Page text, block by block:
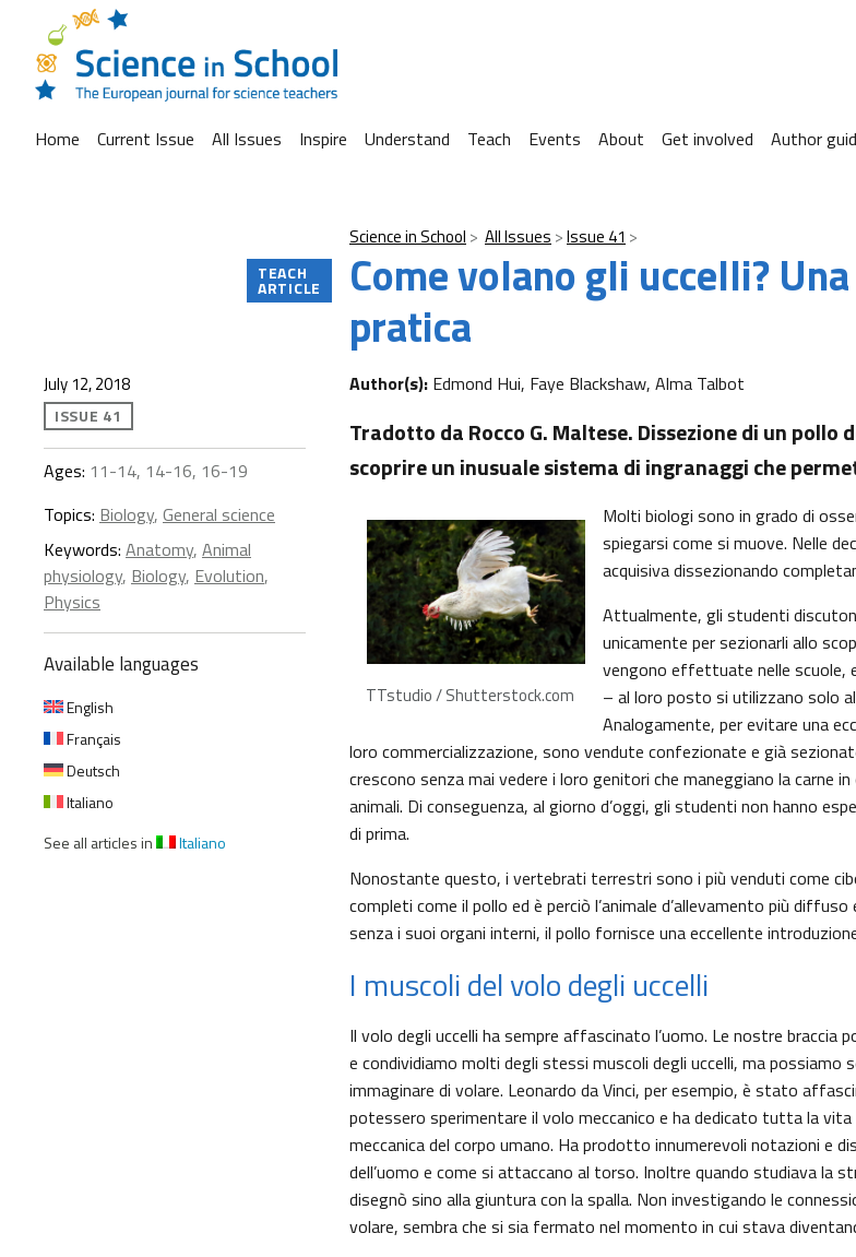
Home Current Issue All Issues Inspire Understand Teach Events About Get involved Author
Science in School All Issues Issue 41
Come volano gli uccelli?
pratica
TEACH
ARTICLE
July 12, 2018
ISSUE 41
Ages: 11-14, 14-16, 16-19
Topics: Biology, General science
Keywords: Anatomy, Animal
physiology, Biology, Evolution,
Physics
Available languages
English
Français
Deutsch
Italiano
See all articles in
Italiano
Author(s): Edmond Hui, Faye Blackshaw, Alma Talbot
Tradotto da Rocco G. Maltese. Dissezione di un pollo
scoprire un inusuale sistema di ingranaggi che
TTstudio / Shutterstock.com
Molti biologi sono in grado di
spiegarsi come si muove. Nelle
acquisiva dissezionando
Attualmente, gli studenti
unicamente per sezionarli allo
vengono effettuate nelle scuole,
– al loro posto si utilizzano solo
Analogamente, per evitare una
loro commercializzazione, sono vendute confezionate e già
crescono senza mai vedere i loro genitori che maneggiano la carne
animali. Di conseguenza, al giorno d’oggi, gli studenti non hanno
di prima.
Nonostante questo, i vertebrati terrestri sono i più venduti come
completi come il pollo ed è perciò l’animale d’allevamento più
senza i suoi organi interni, il pollo fornisce una eccellente
I muscoli del volo degli uccelli
Il volo degli uccelli ha sempre affascinato l’uomo. Le nostre braccia
e condividiamo molti degli stessi muscoli degli uccelli, ma possiamo
immaginare di volare. Leonardo da Vinci, per esempio, è stato
potessero sperimentare il volo meccanico e ha dedicato tutta la vita
meccanica del corpo umano. Ha prodotto innumerevoli notazioni e
dell’uomo e come si attaccano al torso. Inoltre quando studiava la
disegnò sino alla giuntura con la spalla. Non investigando le
volare, sembra che si sia fermato nel momento in cui stava